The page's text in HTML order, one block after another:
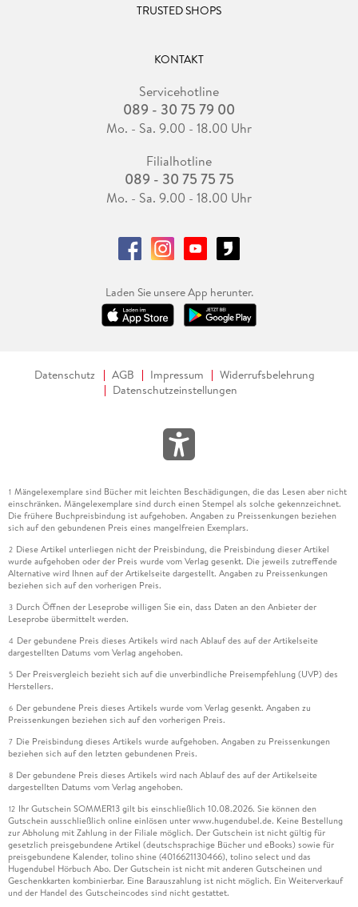
TRUSTED SHOPS
KONTAKT
Servicehotline
089 - 30 75 79 00
Mo. - Sa. 9.00 - 18.00 Uhr
Filialhotline
089 - 30 75 75 75
Mo. - Sa. 9.00 - 18.00 Uhr
Laden Sie unsere App herunter.
Datenschutz AGB Impressum
Widerrufsbelehrung
Datenschutzeinstellungen
1 Mängelexemplare sind Bücher mit leichten Beschädigungen, die das Lesen aber nicht
einschränken. Mängelexemplare sind durch einen Stempel als solche gekennzeichnet.
Die frühere Buchpreisbindung ist aufgehoben. Angaben zu Preissenkungen beziehen
sich auf den gebundenen Preis eines mangelfreien Exemplars.
2 Diese Artikel unterliegen nicht der Preisbindung, die Preisbindung dieser Artikel
wurde aufgehoben oder der Preis wurde vom Verlag gesenkt. Die jeweils zutreffende
Alternative wird Ihnen auf der Artikelseite dargestellt. Angaben zu Preissenkungen
beziehen sich auf den vorherigen Preis.
3 Durch Öffnen der Leseprobe willigen Sie ein, dass Daten an den Anbieter der
Leseprobe übermittelt werden.
4 Der gebundene Preis dieses Artikels wird nach Ablauf des auf der Artikelseite
dargestellten Datums vom Verlag angehoben.
5 Der Preisvergleich bezieht sich auf die unverbindliche Preisempfehlung (UVP) des
Herstellers.
6 Der gebundene Preis dieses Artikels wurde vom Verlag gesenkt. Angaben zu
Preissenkungen beziehen sich auf den vorherigen Preis.
7 Die Preisbindung dieses Artikels wurde aufgehoben. Angaben zu Preissenkungen
beziehen sich auf den letzten gebundenen Preis.
8 Der gebundene Preis dieses Artikels wird nach Ablauf des auf der Artikelseite
dargestellten Datums vom Verlag angehoben.
12 Ihr Gutschein SOMMER13 gilt bis einschließlich 10.08.2026. Sie können den
Gutschein ausschließlich online einlösen unter www.hugendubel.de. Keine Bestellung
zur Abholung mit Zahlung in der Filiale möglich. Der Gutschein ist nicht gültig für
gesetzlich preisgebundene Artikel (deutschsprachige Bücher und eBooks) sowie für
preisgebundene Kalender, tolino shine (4016621130466), tolino select und das
Hugendubel Hörbuch Abo. Der Gutschein ist nicht mit anderen Gutscheinen und
Geschenkkarten kombinierbar. Eine Barauszahlung ist nicht möglich. Ein Weiterverkauf
und der Handel des Gutscheincodes sind nicht gestattet.